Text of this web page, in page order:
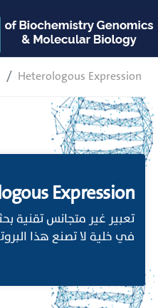
Heterologous Expression
Expression
تعبير غير متجانس تقنية
في خلية لا تصنع هذا